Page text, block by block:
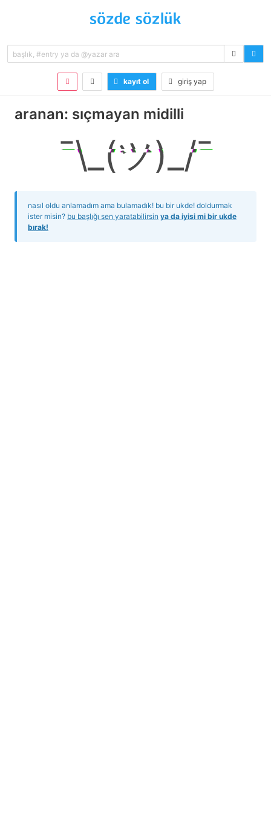
kayıt ol giriş yap
aranan: sıçmayan midilli
¯\_(ツ)_/¯
nasıl oldu anlamadım ama bulamadık! bu bir ukde! doldurmak
ister misin? bu başlığı sen yaratabilirsin ya da iyisi mi bir ukde
bırak!